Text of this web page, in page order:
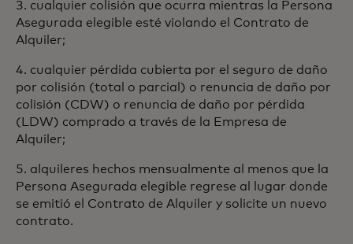
3. cualquier colisión que ocurra mientras la Persona
Asegurada elegible esté violando el Contrato de
Alquiler;
4. cualquier pérdida cubierta por el seguro de daño
por colisión (total o parcial) o renuncia de daño por
colisión (CDW) o renuncia de daño por pérdida
(LDW) comprado a través de la Empresa de
Alquiler;
5. alquileres hechos mensualmente al menos que la
Persona Asegurada elegible regrese al lugar donde
se emitió el Contrato de Alquiler y solicite un nuevo
contrato.